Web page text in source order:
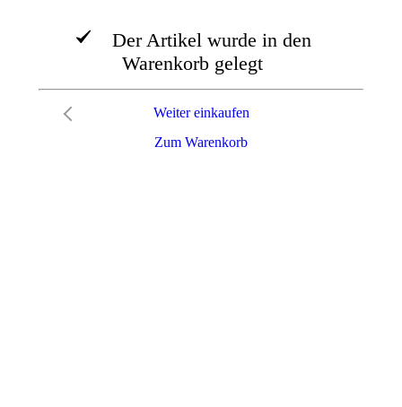
Der Artikel wurde in den
Warenkorb gelegt
Zum Warenkorb
Weiter einkaufen